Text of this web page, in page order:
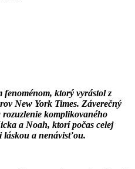
ktorý vyrástol z
New York Times. Záverečný
rozuzlenie komplikovaného
a Noah, ktorí počas celej
láskou a nenávisťou.